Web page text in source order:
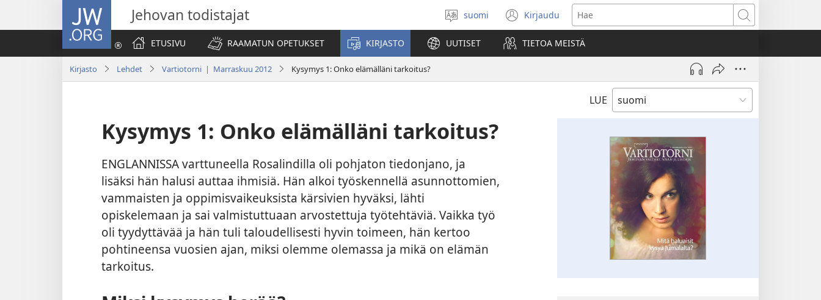
JW.ORG Jehovan todistajat
Valitse
kieli
suomi Kirjaudu
(avaa
uuden
ikkunan)
Hae
ETUSIVU
RAAMATUN OPETUKSET KIRJASTO UUTISET TIETOA MEISTÄ
Kirjasto Lehdet Vartiotorni | Marraskuu 2012 Kysymys 1: Onko elämälläni tarkoitus?
LUE
Kysymys 1: Onko elämälläni tarkoitus?
ENGLANNISSA varttuneella Rosalindilla oli pohjaton tiedonjano, ja
lisäksi hän halusi auttaa ihmisiä. Hän alkoi työskennellä asunnottomien,
vammaisten ja oppimisvaikeuksista kärsivien hyväksi, lähti
opiskelemaan ja sai valmistuttuaan arvostettuja työtehtäviä. Vaikka työ
oli tyydyttävää ja hän tuli taloudellisesti hyvin toimeen, hän kertoo
pohtineensa vuosien ajan, miksi olemme olemassa ja mikä on elämän
tarkoitus.